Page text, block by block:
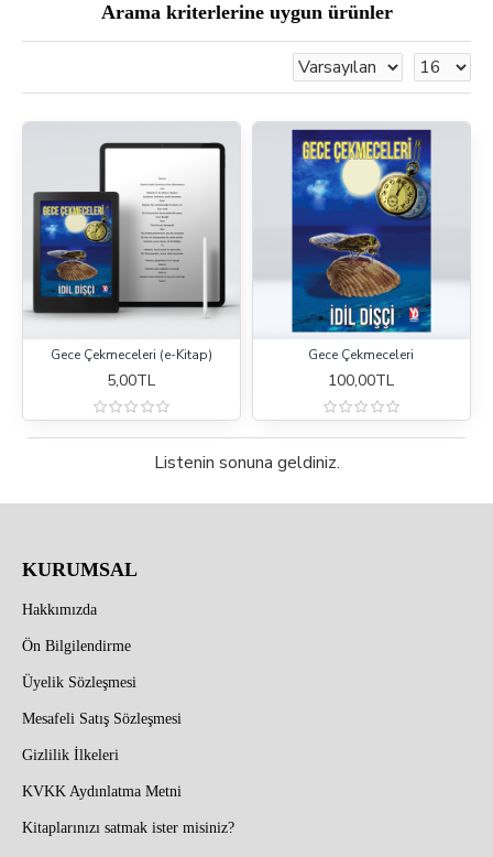
Arama kriterlerine uygun ürünler
Gece Çekmeceleri (e-Kitap)
5,00TL
Gece Çekmeceleri
100,00TL
Listenin sonuna geldiniz.
KURUMSAL
Hakkımızda
Ön Bilgilendirme
Üyelik Sözleşmesi
Mesafeli Satış Sözleşmesi
Gizlilik İlkeleri
KVKK Aydınlatma Metni
Kitaplarınızı satmak ister misiniz?